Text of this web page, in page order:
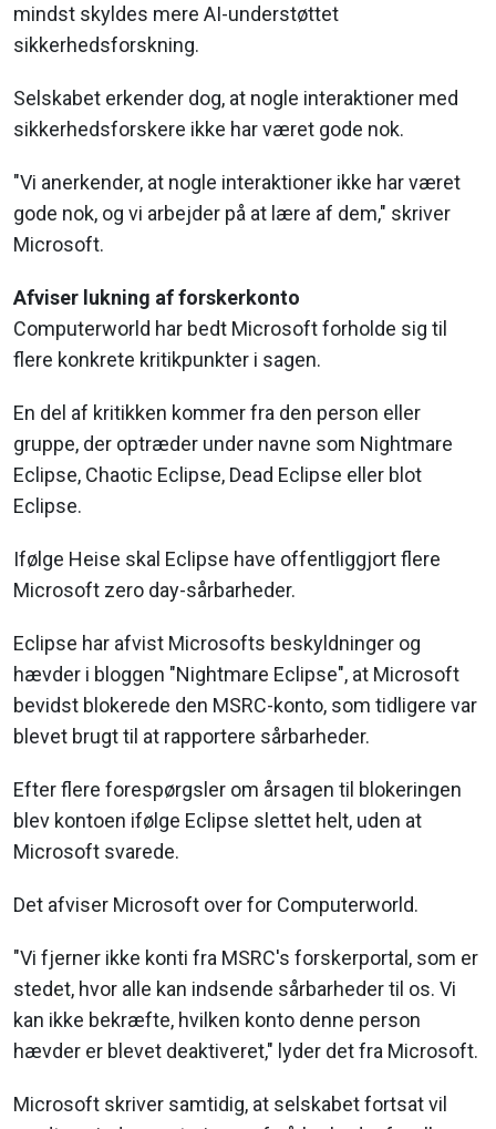
mindst skyldes mere AI-understøttet
sikkerhedsforskning.
Selskabet erkender dog, at nogle interaktioner med
sikkerhedsforskere ikke har været gode nok.
"Vi anerkender, at nogle interaktioner ikke har været
gode nok, og vi arbejder på at lære af dem," skriver
Microsoft.
Afviser lukning af forskerkonto
Computerworld har bedt Microsoft forholde sig til
flere konkrete kritikpunkter i sagen.
En del af kritikken kommer fra den person eller
gruppe, der optræder under navne som Nightmare
Eclipse, Chaotic Eclipse, Dead Eclipse eller blot
Eclipse.
Ifølge Heise skal Eclipse have offentliggjort flere
Microsoft zero day-sårbarheder.
Eclipse har afvist Microsofts beskyldninger og
hævder i bloggen "Nightmare Eclipse", at Microsoft
bevidst blokerede den MSRC-konto, som tidligere var
blevet brugt til at rapportere sårbarheder.
Efter flere forespørgsler om årsagen til blokeringen
blev kontoen ifølge Eclipse slettet helt, uden at
Microsoft svarede.
Det afviser Microsoft over for Computerworld.
"Vi fjerner ikke konti fra MSRC's forskerportal, som er
stedet, hvor alle kan indsende sårbarheder til os. Vi
kan ikke bekræfte, hvilken konto denne person
hævder er blevet deaktiveret," lyder det fra Microsoft.
Microsoft skriver samtidig, at selskabet fortsat vil